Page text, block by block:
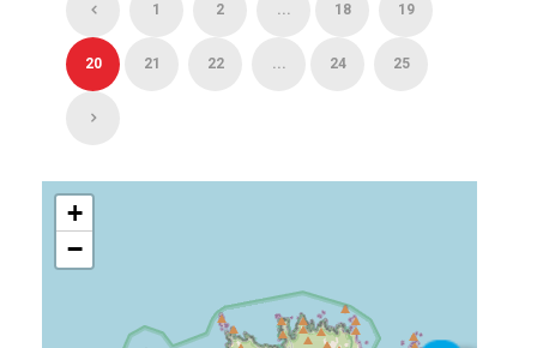
1 2 ... 18 19
20 21 22 ... 24 25
+
−